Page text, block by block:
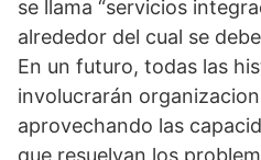
se llama “servicios
alrededor del cual se
En un futuro, todas las
involucrarán
aprovechando las
que resuelvan los